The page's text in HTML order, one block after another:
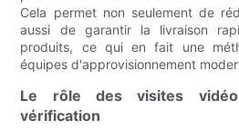
Cela permet non seulement de
aussi de garantir la livraison
produits, ce qui en fait une
équipes d'approvisionnement
Le rôle des visites
vérification